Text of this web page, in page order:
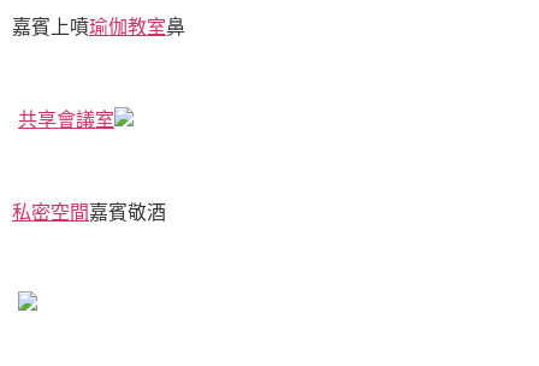
嘉賓上噴瑜伽教室鼻
共享會議室
私密空間嘉賓敬酒